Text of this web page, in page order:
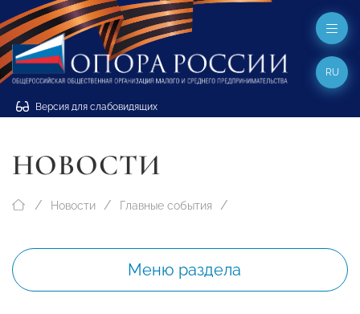
Версия для слабовидящих
RU
НОВОСТИ
Новости Главные события
Меню раздела